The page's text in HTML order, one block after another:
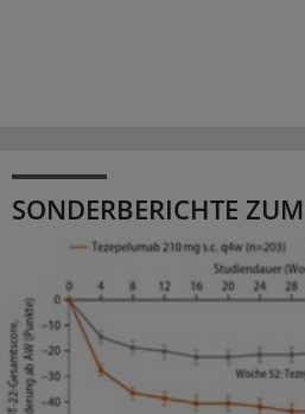
SONDERBERICHTE